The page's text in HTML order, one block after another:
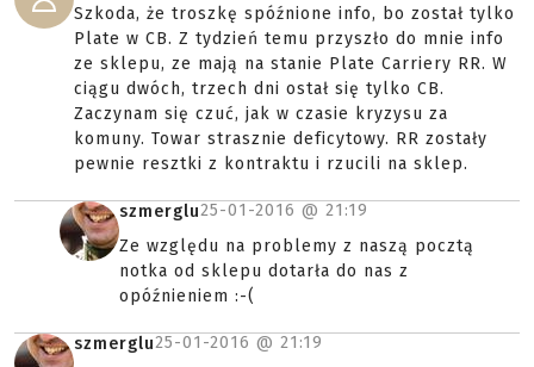
Szkoda, że troszkę spóźnione info, bo został tylko
Plate w CB. Z tydzień temu przyszło do mnie info
ze sklepu, ze mają na stanie Plate Carriery RR. W
ciągu dwóch, trzech dni ostał się tylko CB.
Zaczynam się czuć, jak w czasie kryzysu za
komuny. Towar strasznie deficytowy. RR zostały
pewnie resztki z kontraktu i rzucili na sklep.
szmerglu25-01-2016 @ 21:19
Ze względu na problemy z naszą pocztą
notka od sklepu dotarła do nas z
opóźnieniem :-(
szmerglu25-01-2016 @ 21:19